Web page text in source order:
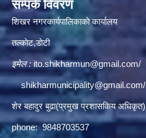
सम्पर्क विवरण
शिखर नगरकार्यपालिकाकाे कार्यालय
तल्काेट,डाेटी
इमेल :ito.shikharmun@gmail.com/
shikharmunicipality@gmail.com/
शेर बहादुर बुढा(प्रमुख प्रशासकिय अधिकृत)
phone: 9848703537